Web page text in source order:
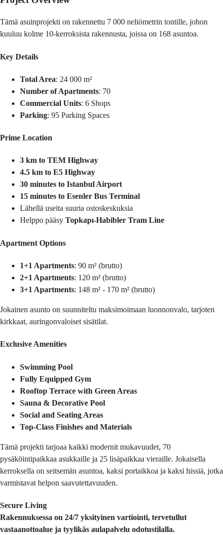
Tämä asuinprojekti on rakennettu 7 000 neliömetrin tontille, johon
kuuluu kolme 10-kerroksista rakennusta, joissa on 168 asuntoa.
Key Details
Total Area: 24 000 m²
Number of Apartments: 70
Commercial Units: 6 Shops
Parking: 95 Parking Spaces
Prime Location
3 km to TEM Highway
4.5 km to E5 Highway
30 minutes to Istanbul Airport
15 minutes to Esenler Bus Terminal
Lähellä useita suuria ostoskeskuksia
Helppo pääsy Topkapı-Habibler Tram Line
Apartment Options
1+1 Apartments: 90 m² (brutto)
2+1 Apartments: 120 m² (brutto)
3+1 Apartments: 148 m² - 170 m² (brutto)
Jokainen asunto on suunniteltu maksimoimaan luonnonvalo, tarjoten
kirkkaat, auringonvaloiset sisätilat.
Exclusive Amenities
Swimming Pool
Fully Equipped Gym
Rooftop Terrace with Green Areas
Sauna & Decorative Pool
Social and Seating Areas
Top-Class Finishes and Materials
Tämä projekti tarjoaa kaikki modernit mukavuudet, 70
pysäköintipaikkaa asukkaille ja 25 lisäpaikkaa vieraille. Jokaisella
kerroksella on seitsemän asuntoa, kaksi portaikkoa ja kaksi hissiä, jotka
varmistavat helpon saavutettavuuden.
Secure Living
Rakennuksessa on 24/7 yksityinen vartiointi, tervetullut
vastaanottoalue ja tyylikäs aulapalvelu odotustilalla.